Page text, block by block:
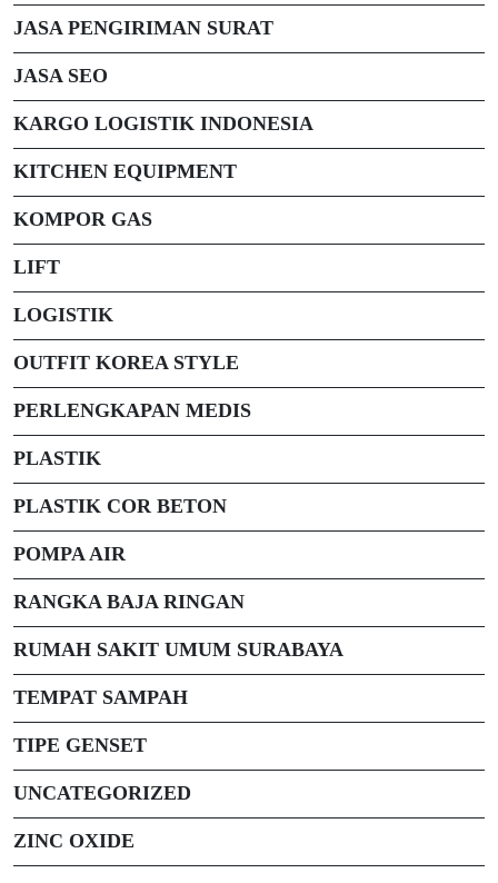
JASA PENGIRIMAN SURAT
JASA SEO
KARGO LOGISTIK INDONESIA
KITCHEN EQUIPMENT
KOMPOR GAS
LIFT
LOGISTIK
OUTFIT KOREA STYLE
PERLENGKAPAN MEDIS
PLASTIK
PLASTIK COR BETON
POMPA AIR
RANGKA BAJA RINGAN
RUMAH SAKIT UMUM SURABAYA
TEMPAT SAMPAH
TIPE GENSET
UNCATEGORIZED
ZINC OXIDE